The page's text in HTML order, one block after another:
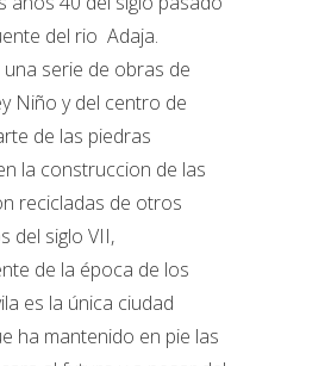
del rio Adaja.
serie de obras de
Niño y del centro de
de las piedras
la construccion de las
recicladas de otros
del siglo VII,
de la época de los
es la única ciudad
ha mantenido en pie las